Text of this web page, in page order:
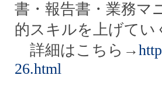
書・報告書・業務マ
的スキルを上げてい
詳細はこちら→
26.html